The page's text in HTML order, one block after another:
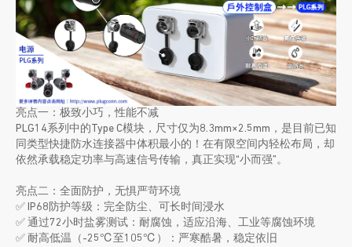
亮点一：极致小巧，性能不减
PLG14系列中的Type C模块，尺寸仅为8.3mm×2.5mm，是目前已知
同类型快捷防水连接器中体积最小的！在有限空间内轻松布局，却
依然承载稳定功率与高速信号传输，真正实现“小而强”。
亮点二：全面防护，无惧严苛环境
✅ IP68防护等级：完全防尘、可长时间浸水
✅ 通过72小时盐雾测试：耐腐蚀，适应沿海、工业等腐蚀环境
✅ 耐高低温（-25℃至105℃）：严寒酷暑，稳定依旧